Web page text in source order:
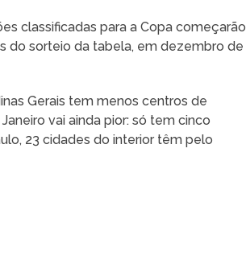
classificadas para a Copa começarão
do sorteio da tabela, em dezembro de
Gerais tem menos centros de
vai ainda pior: só tem cinco
23 cidades do interior têm pelo